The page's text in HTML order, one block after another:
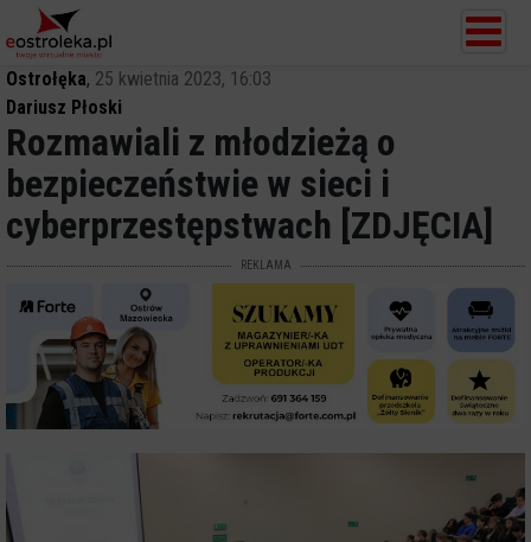
Ostrołęka, 25 kwietnia 2023, 16:03
Dariusz Płoski
Rozmawiali z młodzieżą o
bezpieczeństwie w sieci i
cyberprzestępstwach [ZDJĘCIA]
REKLAMA